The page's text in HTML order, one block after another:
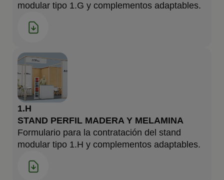
modular tipo 1.G y complementos adaptables.
1.H
STAND PERFIL MADERA Y MELAMINA
Formulario para la contratación del stand
modular tipo 1.H y complementos adaptables.